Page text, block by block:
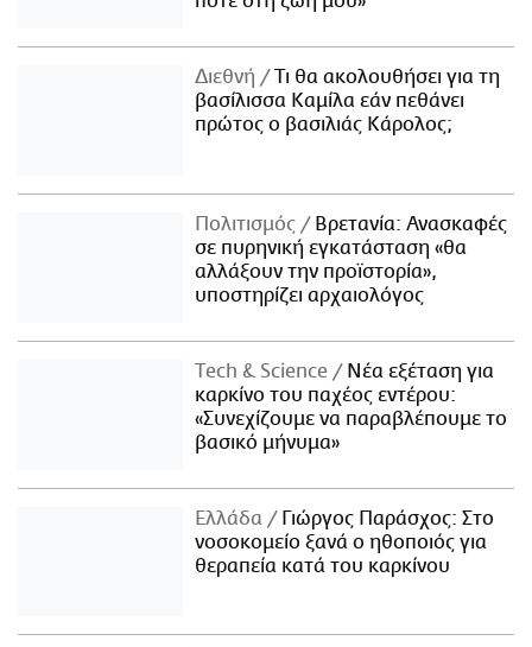
Διεθνή
Τι θα ακολουθήσει για τη
βασίλισσα Καμίλα εάν πεθάνει
πρώτος ο βασιλιάς Κάρολος;
Πολιτισμός
Βρετανία: Ανασκαφές
σε πυρηνική εγκατάσταση «θα
αλλάξουν την προϊστορία»,
υποστηρίζει αρχαιολόγος
Τech & Science
Νέα εξέταση για
καρκίνο του παχέος εντέρου:
«Συνεχίζουμε να παραβλέπουμε το
βασικό μήνυμα»
Ελλάδα
Γιώργος Παράσχος: Στο
νοσοκομείο ξανά ο ηθοποιός για
θεραπεία κατά του καρκίνου